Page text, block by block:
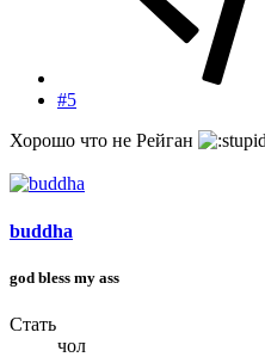
#5
Хорошо что не Рейган
buddha
god bless my ass
Стать
чол